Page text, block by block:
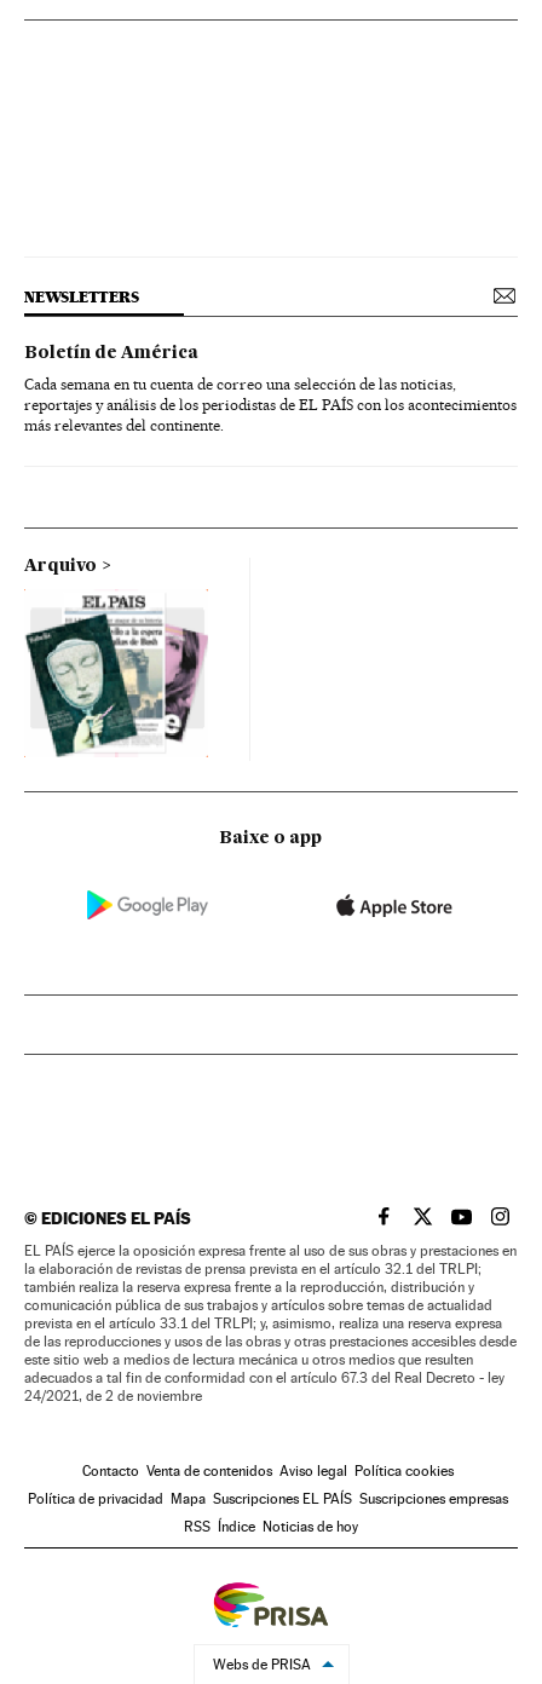
NEWSLETTERS
Boletín de América
Cada semana en tu cuenta de correo una selección de las noticias,
reportajes y análisis de los periodistas de EL PAÍS con los acontecimientos
más relevantes del continente.
Arquivo
Baixe o app
©EDICIONES EL PAÍS EL PAÍS BRASIL EN
EL PAÍSEL PAÍS
EL
EL PAÍS ejerce la oposición expresa frente al uso de sus obras y prestaciones en
la elaboración de revistas de prensa prevista en el artículo 32.1 del TRLPI;
también realiza la reserva expresa frente a la reproducción, distribución y
comunicación pública de sus trabajos y artículos sobre temas de actualidad
prevista en el artículo 33.1 del TRLPI; y, asimismo, realiza una reserva expresa
de las reproducciones y usos de las obras y otras prestaciones accesibles desde
este sitio web a medios de lectura mecánica u otros medios que resulten
adecuados a tal fin de conformidad con el artículo 67.3 del Real Decreto - ley
24/2021, de 2 de noviembre
Contacto Venta de contenidos Aviso legal Política cookies
Política de privacidad Mapa Suscripciones EL PAÍS Suscripciones empresas
RSS Índice Noticias de hoy
Webs de PRISA